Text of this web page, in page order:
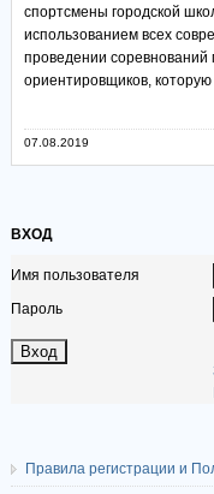
спортсмены городской
использованием всех
проведении
ориентировщиков,
07.08.2019
ВХОД
Имя пользователя
Пароль
Правила регистрации и